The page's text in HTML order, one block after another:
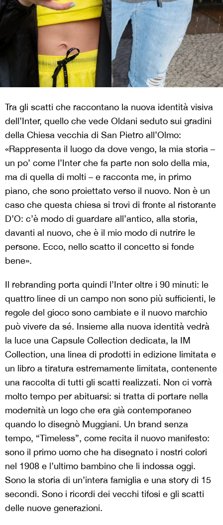
Tra gli scatti che raccontano la nuova identità visiva
dell’Inter, quello che vede Oldani seduto sui gradini
della Chiesa vecchia di San Pietro all’Olmo:
«Rappresenta il luogo da dove vengo, la mia storia –
un po’ come l’Inter che fa parte non solo della mia,
ma di quella di molti – e racconta me, in primo
piano, che sono proiettato verso il nuovo. Non è un
caso che questa chiesa si trovi di fronte al ristorante
D’O: c’è modo di guardare all’antico, alla storia,
davanti al nuovo, che è il mio modo di nutrire le
persone. Ecco, nello scatto il concetto si fonde
bene».
Il rebranding porta quindi l’Inter oltre i 90 minuti: le
quattro linee di un campo non sono più sufficienti, le
regole del gioco sono cambiate e il nuovo marchio
può vivere da sé. Insieme alla nuova identità vedrà
la luce una Capsule Collection dedicata, la IM
Collection, una linea di prodotti in edizione limitata e
un libro a tiratura estremamente limitata, contenente
una raccolta di tutti gli scatti realizzati. Non ci vorrà
molto tempo per abituarsi: si tratta di portare nella
modernità un logo che era già contemporaneo
quando lo disegnò Muggiani. Un brand senza
tempo, “Timeless”, come recita il nuovo manifesto:
sono il primo uomo che ha disegnato i nostri colori
nel 1908 e l’ultimo bambino che li indossa oggi.
Sono la storia di un’intera famiglia e una story di 15
secondi. Sono i ricordi dei vecchi tifosi e gli scatti
delle nuove generazioni.